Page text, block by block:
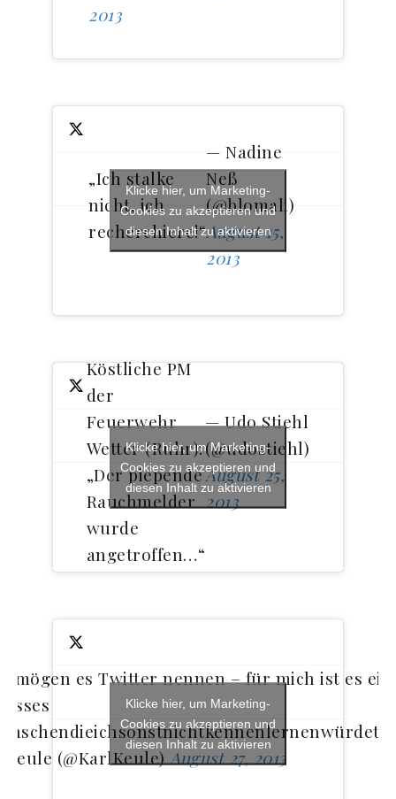
2013
„Ich stalke
nicht, ich
recherchiere!“
— Nadine
Neß
(@blomali)
August 15,
2013
Klicke hier, um Marketing-
Cookies zu akzeptieren und
diesen Inhalt zu aktivieren
Köstliche PM
der
Feuerwehr
Wetter (Ruhr):
„Der piepende
Rauchmelder
wurde
angetroffen…“
— Udo Stiehl
(@udostiehl)
August 25,
2013
Klicke hier, um Marketing-
Cookies zu akzeptieren und
diesen Inhalt zu aktivieren
mögen es Twitter nennen – für mich ist es ein
(@KarlKeule)August 27, 2013
Klicke hier, um Marketing-
Cookies zu akzeptieren und
diesen Inhalt zu aktivieren